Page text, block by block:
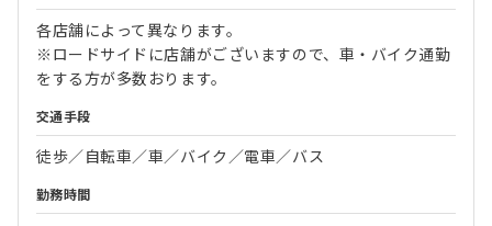
各店舗によって異なります。
※ロードサイドに店舗がございますので、車・バイク通勤
をする方が多数おります。
交通手段
徒歩／自転車／車／バイク／電車／バス
勤務時間